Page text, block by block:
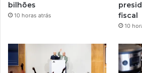
bilhões
10 horas atrás
fiscal
10